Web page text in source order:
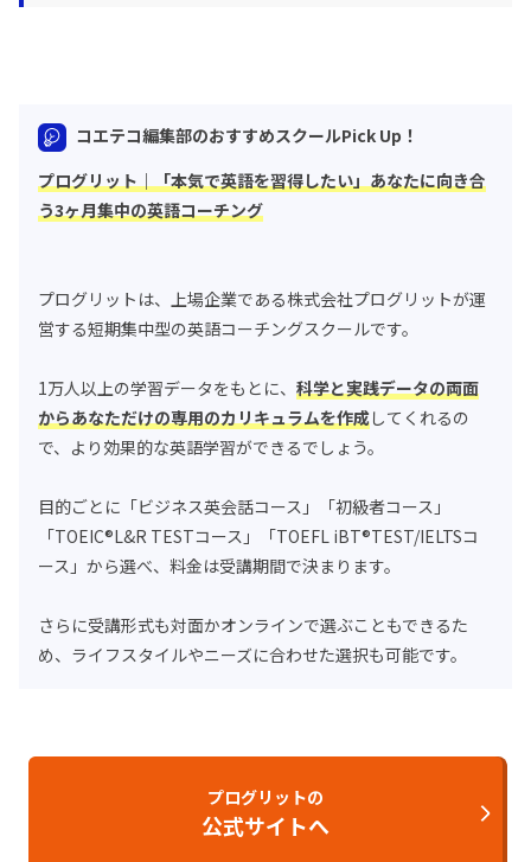
コエテコ編集部のおすすめスクールPick Up！
プログリット｜「本気で英語を習得したい」あなたに向き合
う3ヶ月集中の英語コーチング
プログリットは、上場企業である株式会社プログリットが運
営する短期集中型の英語コーチングスクールです。
1万人以上の学習データをもとに、 科学と実践データの両面
からあなただけの専用のカリキュラムを作成してくれるの
で、より効果的な英語学習ができるでしょう。
目的ごとに「ビジネス英会話コース」「初級者コース」
「TOEIC®L&R TESTコース」「TOEFL iBT®TEST/IELTSコ
ース」から選べ、料金は受講期間で決まります。
さらに受講形式も対面かオンラインで選ぶこともできるた
め、ライフスタイルやニーズに合わせた選択も可能です。
プログリットの
公式サイトへ